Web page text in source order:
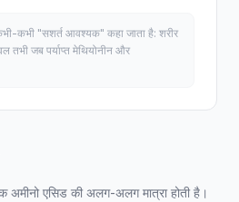
कभी "सशर्त आवश्यक" कहा जाता है: शरीर
तभी जब पर्याप्त मेथियोनीन और
अमीनो एसिड की अलग-अलग मात्रा होती है।